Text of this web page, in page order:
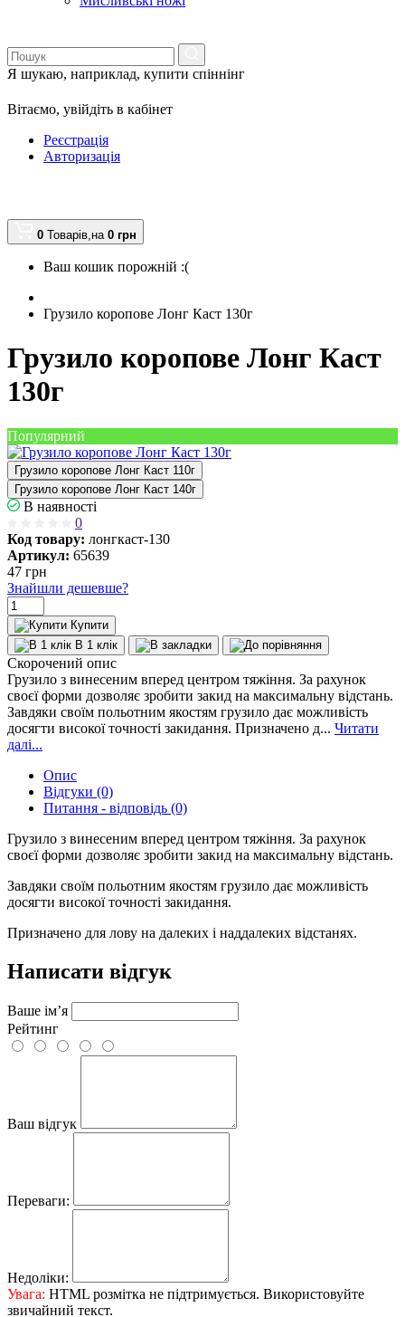
Я шукаю, наприклад, купити спіннінг
Вітаємо, увійдіть в кабінет
Реєстрація
Авторизація
0 Товарів,на 0 грн
Ваш кошик порожній :(
Грузило коропове Лонг Каст 130г
Грузило коропове Лонг Каст
130г
Популярний
Грузило коропове Лонг Каст 110г
Грузило коропове Лонг Каст 140г
В наявності
0
Код товару: лонгкаст-130
Артикул: 65639
47 грн
Знайшли дешевше?
Купити
В 1 клік
Скорочений опис
Грузило з винесеним вперед центром тяжіння. За рахунок
своєї форми дозволяє зробити закид на максимальну відстань.
Завдяки своїм польотним якостям грузило дає можливість
досягти високої точності закидання. Призначено д... Читати
далі...
Опис
Відгуки (0)
Питання - відповідь (0)
Грузило з винесеним вперед центром тяжіння. За рахунок
своєї форми дозволяє зробити закид на максимальну відстань.
Завдяки своїм польотним якостям грузило дає можливість
досягти високої точності закидання.
Призначено для лову на далеких і наддалеких відстанях.
Написати відгук
Ваше ім’я
Рейтинг
Ваш відгук
Переваги:
Недоліки:
Увага: HTML розмітка не підтримується. Використовуйте
звичайний текст.